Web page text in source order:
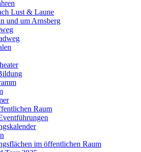
Lust & Laune
und um Arnsberg
Raum
im öffentlichen Raum